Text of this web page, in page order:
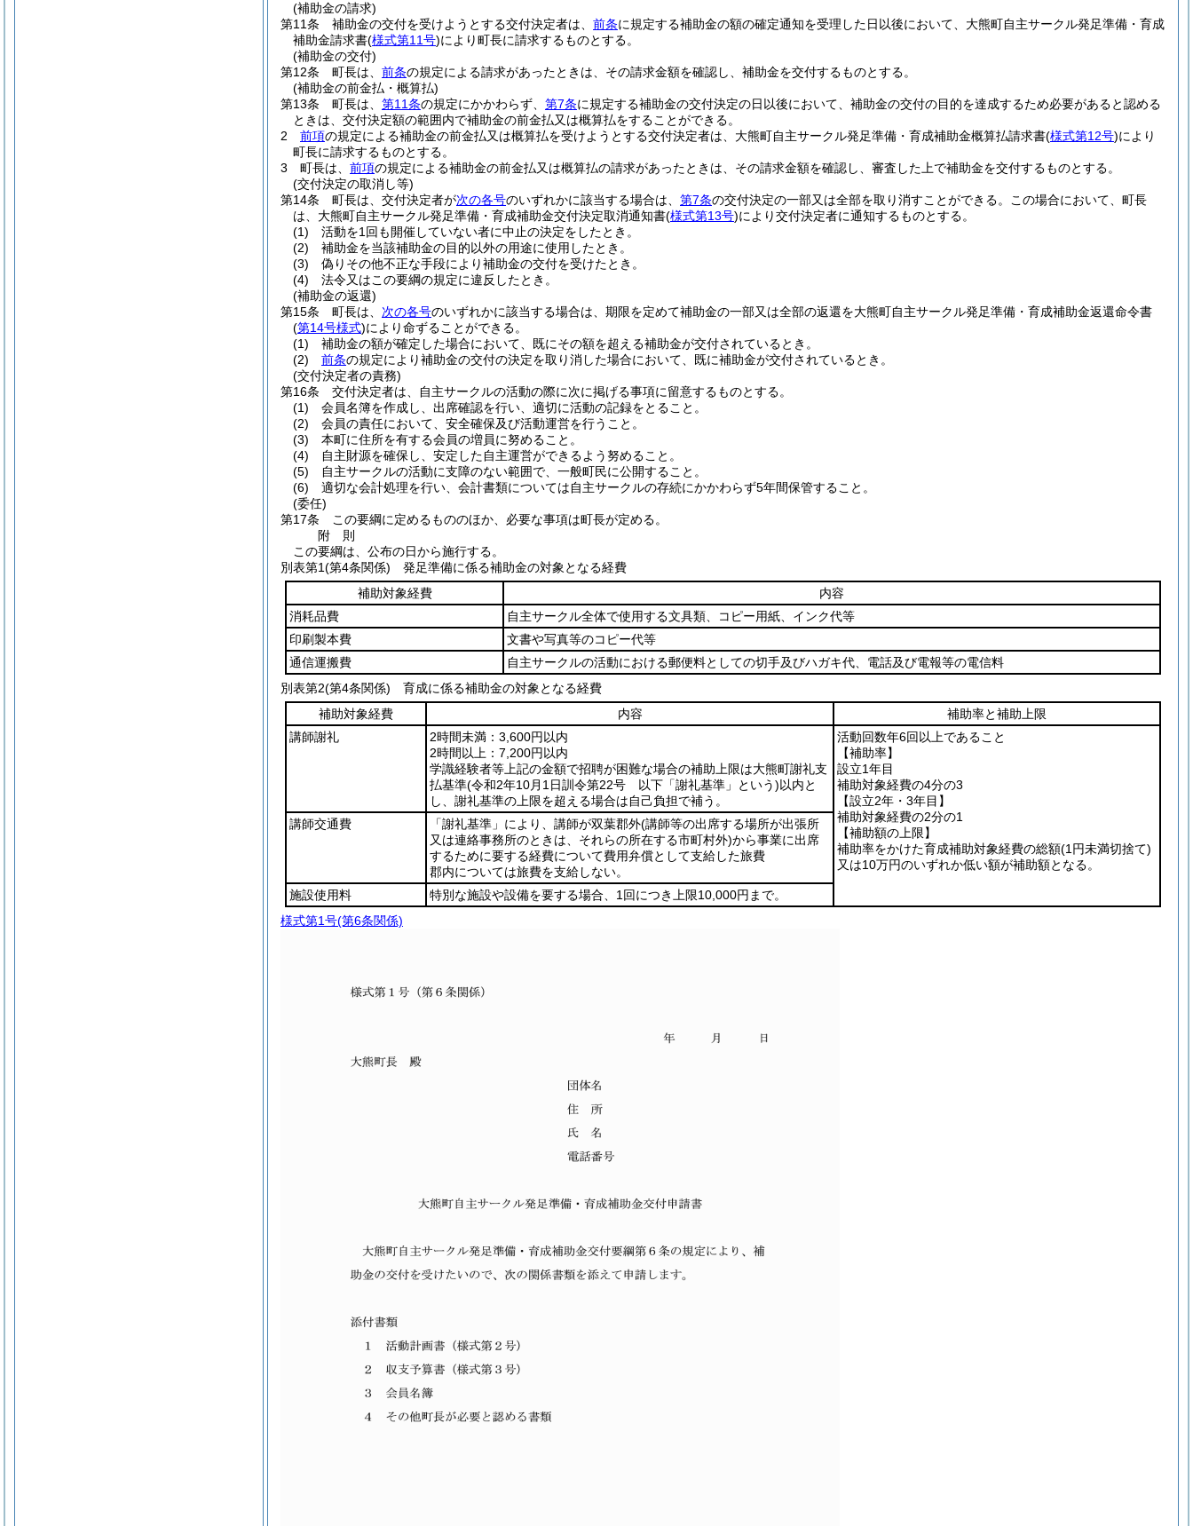
(補助金の請求)
第11条
補助金の交付を受けようとする交付決定者は、 前条に規定する補助金の額の確定通知を受理した日以後において、大熊町自主サークル発足準備・育成
補助金請求書(様式第11号)により町長に請求するものとする。
(補助金の交付)
第12条
町長は、 前条の規定による請求があったときは、その請求金額を確認し、補助金を交付するものとする。
(補助金の前金払・概算払)
第13条
町長は、 第11条の規定にかかわらず、 第7条に規定する補助金の交付決定の日以後において、補助金の交付の目的を達成するため必要があると認める
ときは、交付決定額の範囲内で補助金の前金払又は概算払をすることができる。
2
前項の規定による補助金の前金払又は概算払を受けようとする交付決定者は、大熊町自主サークル発足準備・育成補助金概算払請求書(様式第12号)により
町長に請求するものとする。
3
町長は、 前項の規定による補助金の前金払又は概算払の請求があったときは、その請求金額を確認し、審査した上で補助金を交付するものとする。
(交付決定の取消し等)
第14条
町長は、交付決定者が次の各号のいずれかに該当する場合は、 第7条の交付決定の一部又は全部を取り消すことができる。
この場合において、町長
は、大熊町自主サークル発足準備・育成補助金交付決定取消通知書(様式第13号)により交付決定者に通知するものとする。
(1)
活動を1回も開催していない者に中止の決定をしたとき。
(2)
補助金を当該補助金の目的以外の用途に使用したとき。
(3)
偽りその他不正な手段により補助金の交付を受けたとき。
(4)
法令又はこの要綱の規定に違反したとき。
(補助金の返還)
第15条
町長は、 次の各号のいずれかに該当する場合は、期限を定めて補助金の一部又は全部の返還を大熊町自主サークル発足準備・育成補助金返還命令書
(第14号様式)により命ずることができる。
(1)
補助金の額が確定した場合において、既にその額を超える補助金が交付されているとき。
(2)
前条の規定により補助金の交付の決定を取り消した場合において、既に補助金が交付されているとき。
(交付決定者の責務)
第16条
交付決定者は、自主サークルの活動の際に次に掲げる事項に留意するものとする。
(1)
会員名簿を作成し、出席確認を行い、適切に活動の記録をとること。
(2)
会員の責任において、安全確保及び活動運営を行うこと。
(3)
本町に住所を有する会員の増員に努めること。
(4)
自主財源を確保し、安定した自主運営ができるよう努めること。
(5)
自主サークルの活動に支障のない範囲で、一般町民に公開すること。
(6)
適切な会計処理を行い、会計書類については自主サークルの存続にかかわらず5年間保管すること。
(委任)
第17条
この要綱に定めるもののほか、必要な事項は町長が定める。
附 則
この要綱は、公布の日から施行する。
別表第1(第4条関係) 発足準備に係る補助金の対象となる経費
補助対象経費
内容
消耗品費
自主サークル全体で使用する文具類、コピー用紙、インク代等
印刷製本費
文書や写真等のコピー代等
通信運搬費
自主サークルの活動における郵便料としての切手及びハガキ代、電話及び電報等の電信料
別表第2(第4条関係) 育成に係る補助金の対象となる経費
補助対象経費
内容
補助率と補助上限
講師謝礼
2時間未満：3,600円以内
2時間以上：7,200円以内
学識経験者等上記の金額で招聘が困難な場合の補助上限は大熊町謝礼支
払基準(令和2年10月1日訓令第22号 以下「謝礼基準」という)以内と
し、謝礼基準の上限を超える場合は自己負担で補う。
活動回数年6回以上であること
【補助率】
設立1年目
補助対象経費の4分の3
【設立2年・3年目】
補助対象経費の2分の1
【補助額の上限】
補助率をかけた育成補助対象経費の総額(1円未満切捨て)
又は10万円のいずれか低い額が補助額となる。
講師交通費 「謝礼基準」により、講師が双葉郡外(講師等の出席する場所が出張所
又は連絡事務所のときは、それらの所在する市町村外)から事業に出席
するために要する経費について費用弁償として支給した旅費
郡内については旅費を支給しない。
施設使用料
特別な施設や設備を要する場合、1回につき上限10,000円まで。
様式第1号(第6条関係)